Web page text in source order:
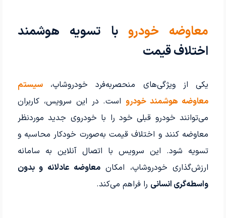
معاوضه خودروبا تسویه هوشمند
اختلاف قیمت
یکی از ویژگی‌های منحصربه‌فرد خودروشاپ،سیستم
معاوضه هوشمند خودرواست. در این سرویس، کاربران
می‌توانند خودرو قبلی خود را با خودروی جدید موردنظر
معاوضه کنند و اختلاف قیمت به‌صورت خودکار محاسبه و
تسویه شود. این سرویس با اتصال آنلاین به سامانه
ارزش‌گذاری خودروشاپ، امکان معاوضه عادلانه و بدون
واسطه‌گری انسانی را فراهم می‌کند.